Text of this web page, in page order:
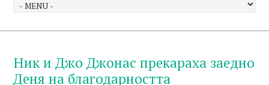
Ник и Джо Джонас прекараха заедно
Деня на благодарността